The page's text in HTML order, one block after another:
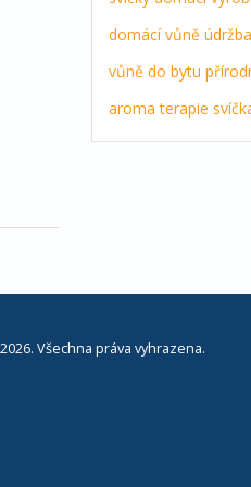
domácí vůně údržba
vůně do bytu
aroma terapie
Všechna práva vyhrazena.